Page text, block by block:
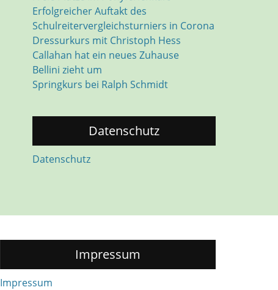
Erfolgreicher Auftakt des
Schulreitervergleichsturniers in Corona
Dressurkurs mit Christoph Hess
Callahan hat ein neues Zuhause
Bellini zieht um
Springkurs bei Ralph Schmidt
Datenschutz
Datenschutz
Impressum
Impressum